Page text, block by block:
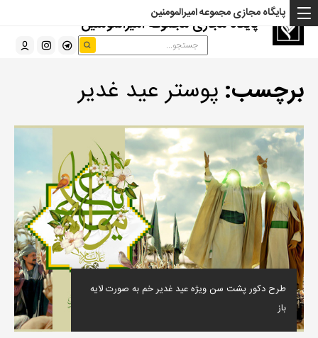
پایگاه مجازی مجموعه امیرالمومنین
پایگاه مجازی مجموعه امیرالمومنین
برچسب: پوستر عید غدیر
طرح دکور پشت سن ویژه عید غدیر خم به صورت لایه
باز